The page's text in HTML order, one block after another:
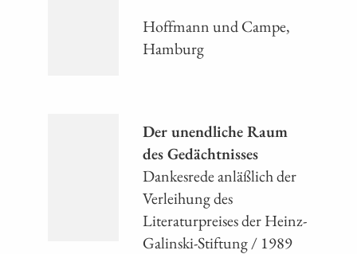
Hoffmann und Campe,
Hamburg
Der unendliche Raum
des Gedächtnisses
Dankesrede anläßlich der
Verleihung des
Literaturpreises der Heinz-
Galinski-Stiftung / 1989